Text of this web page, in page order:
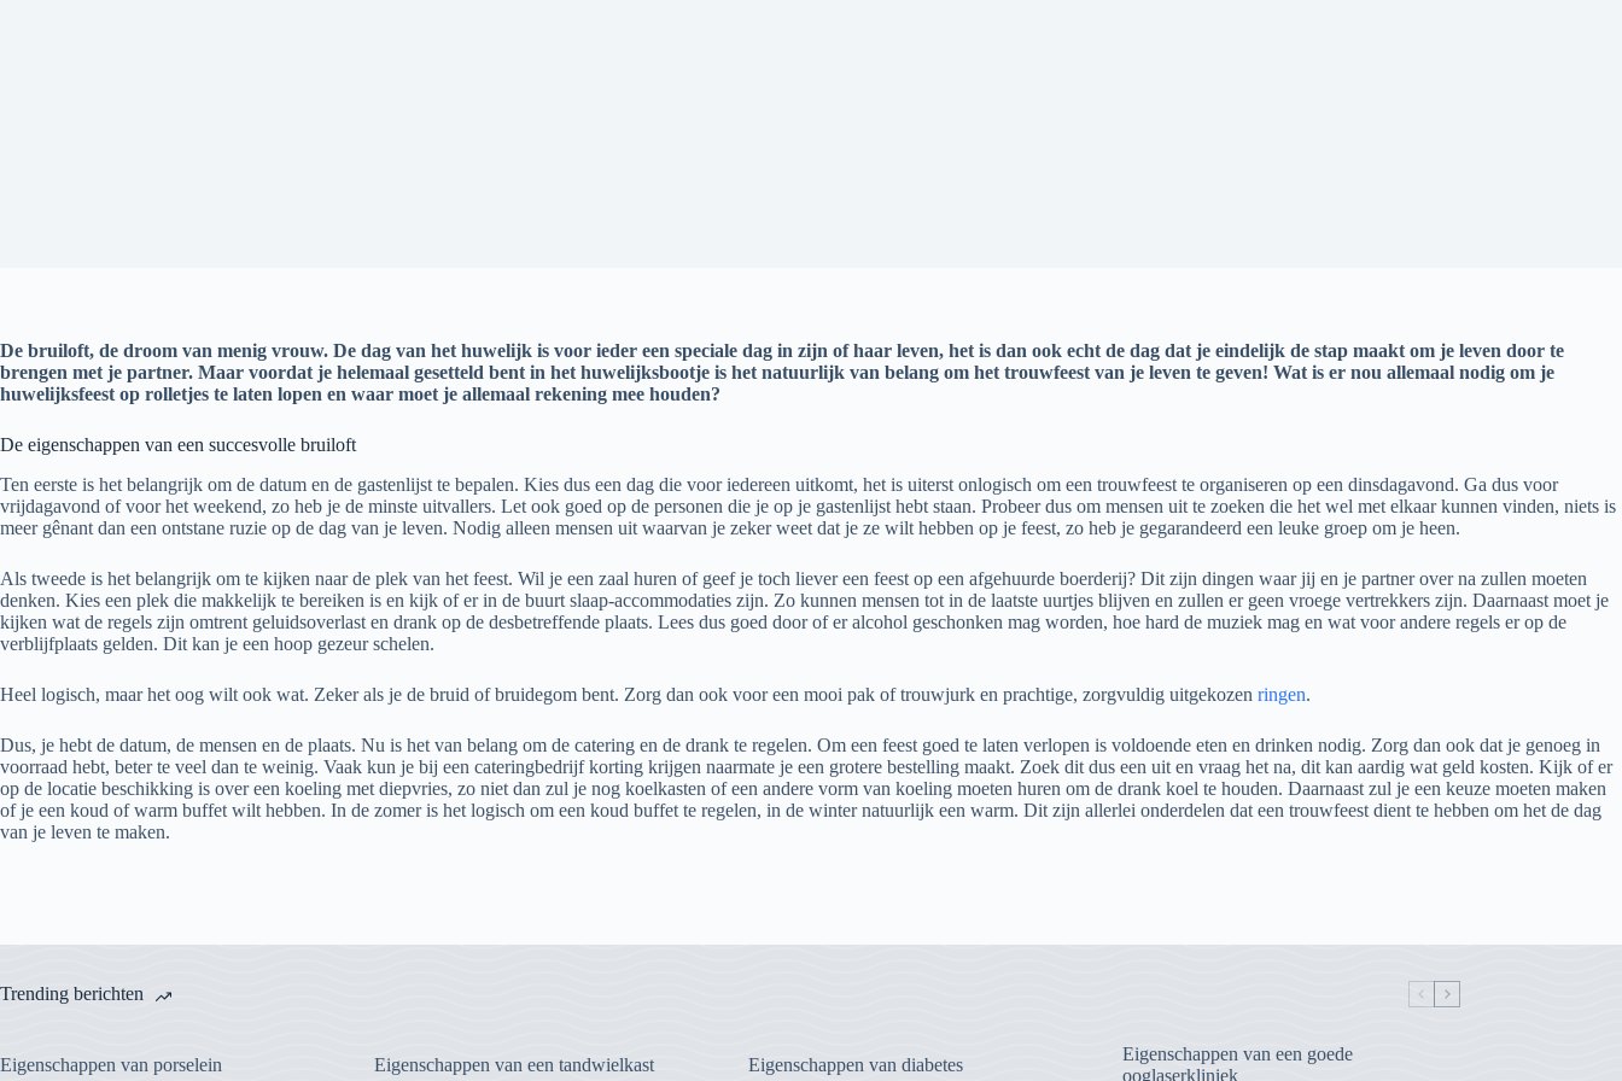
De bruiloft, de droom van menig vrouw. De dag van het huwelijk is voor ieder een speciale dag in zijn of haar leven, het is dan ook echt de dag dat je eindelijk de stap maakt om je leven door te
brengen met je partner. Maar voordat je helemaal gesetteld bent in het huwelijksbootje is het natuurlijk van belang om het trouwfeest van je leven te geven! Wat is er nou allemaal nodig om je
huwelijksfeest op rolletjes te laten lopen en waar moet je allemaal rekening mee houden?
De eigenschappen van een succesvolle bruiloft
Ten eerste is het belangrijk om de datum en de gastenlijst te bepalen. Kies dus een dag die voor iedereen uitkomt, het is uiterst onlogisch om een trouwfeest te organiseren op een dinsdagavond. Ga dus voor
vrijdagavond of voor het weekend, zo heb je de minste uitvallers. Let ook goed op de personen die je op je gastenlijst hebt staan. Probeer dus om mensen uit te zoeken die het wel met elkaar kunnen vinden, niets is
meer gênant dan een ontstane ruzie op de dag van je leven. Nodig alleen mensen uit waarvan je zeker weet dat je ze wilt hebben op je feest, zo heb je gegarandeerd een leuke groep om je heen.
Als tweede is het belangrijk om te kijken naar de plek van het feest. Wil je een zaal huren of geef je toch liever een feest op een afgehuurde boerderij? Dit zijn dingen waar jij en je partner over na zullen moeten
denken. Kies een plek die makkelijk te bereiken is en kijk of er in de buurt slaap-accommodaties zijn. Zo kunnen mensen tot in de laatste uurtjes blijven en zullen er geen vroege vertrekkers zijn. Daarnaast moet je
kijken wat de regels zijn omtrent geluidsoverlast en drank op de desbetreffende plaats. Lees dus goed door of er alcohol geschonken mag worden, hoe hard de muziek mag en wat voor andere regels er op de
verblijfplaats gelden. Dit kan je een hoop gezeur schelen.
Heel logisch, maar het oog wilt ook wat. Zeker als je de bruid of bruidegom bent. Zorg dan ook voor een mooi pak of trouwjurk en prachtige, zorgvuldig uitgekozen ringen.
Dus, je hebt de datum, de mensen en de plaats. Nu is het van belang om de catering en de drank te regelen. Om een feest goed te laten verlopen is voldoende eten en drinken nodig. Zorg dan ook dat je genoeg in
voorraad hebt, beter te veel dan te weinig. Vaak kun je bij een cateringbedrijf korting krijgen naarmate je een grotere bestelling maakt. Zoek dit dus een uit en vraag het na, dit kan aardig wat geld kosten. Kijk of er
op de locatie beschikking is over een koeling met diepvries, zo niet dan zul je nog koelkasten of een andere vorm van koeling moeten huren om de drank koel te houden. Daarnaast zul je een keuze moeten maken
of je een koud of warm buffet wilt hebben. In de zomer is het logisch om een koud buffet te regelen, in de winter natuurlijk een warm. Dit zijn allerlei onderdelen dat een trouwfeest dient te hebben om het de dag
van je leven te maken.
Trending berichten
Eigenschappen van porselein Eigenschappen van een tandwielkast Eigenschappen van diabetes
Eigenschappen van een goede
ooglaserkliniek